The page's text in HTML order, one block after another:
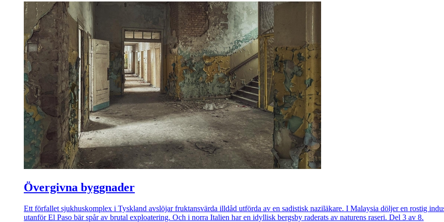
Övergivna byggnader
Ett förfallet sjukhuskomplex i Tyskland avslöjar fruktansvärda illdåd utförda av en sadistisk naziläkare. I Malaysia döljer en rostig
utanför El Paso bär spår av brutal exploatering. Och i norra Italien har en idyllisk bergsby raderats av naturens raseri. Del 3 av 8.